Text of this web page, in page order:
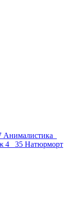
Анималистика
4 35 Натюрморт